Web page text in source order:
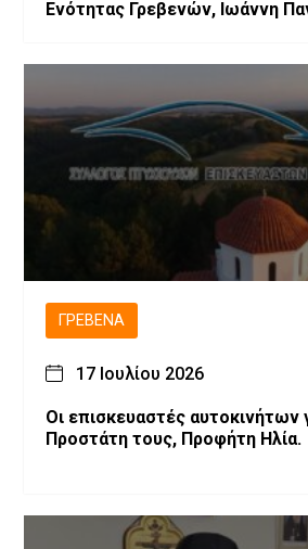
Ενότητας Γρεβενών, Ιωάννη
ΓΡΕΒΕΝΆ
17 Ιουλίου 2026
Οι επισκευαστές αυτοκινήτων
Προστάτη τους, Προφήτη Ηλία.